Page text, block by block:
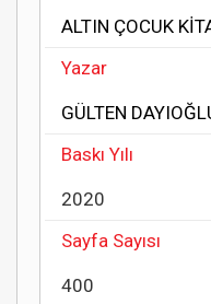
ALTIN ÇOCUK
Yazar
GÜLTEN
Baskı Yılı
2020
Sayfa Sayısı
400